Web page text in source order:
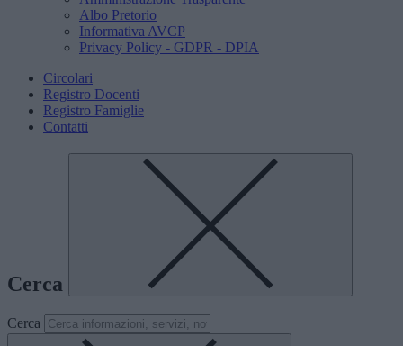
Albo Pretorio
Informativa AVCP
Privacy Policy - GDPR - DPIA
Circolari
Registro Docenti
Registro Famiglie
Contatti
Cerca
Cerca